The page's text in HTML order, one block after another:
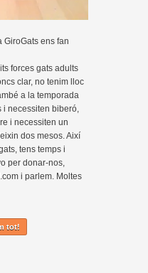
GiroGats ens fan
forces gats adults
clar, no tenim lloc
a la temporada
necessiten biberó,
i necessiten un
dos mesos. Així
tens temps i
per donar-nos,
i parlem. Moltes
tot!